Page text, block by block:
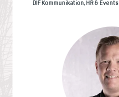
DIF Kommunikation, HR & Events